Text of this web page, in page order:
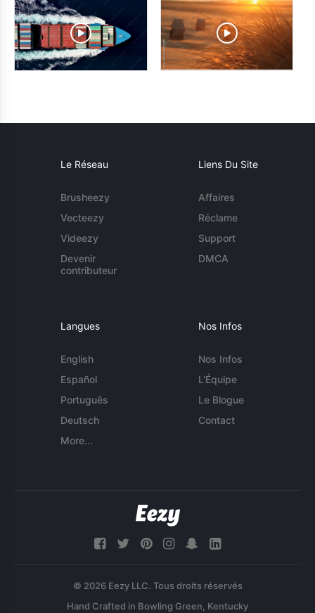
Le Réseau
Brusheezy
Vecteezy
Videezy
Devenir
contributeur
Liens Du Site
Affaires
Réclame
Support
DMCA
Langues
English
Español
Português
Deutsch
More...
Nos Infos
Nos Infos
L'Équipe
Le Blogue
Contact
© 2026 Eezy LLC. Tous droits réservés